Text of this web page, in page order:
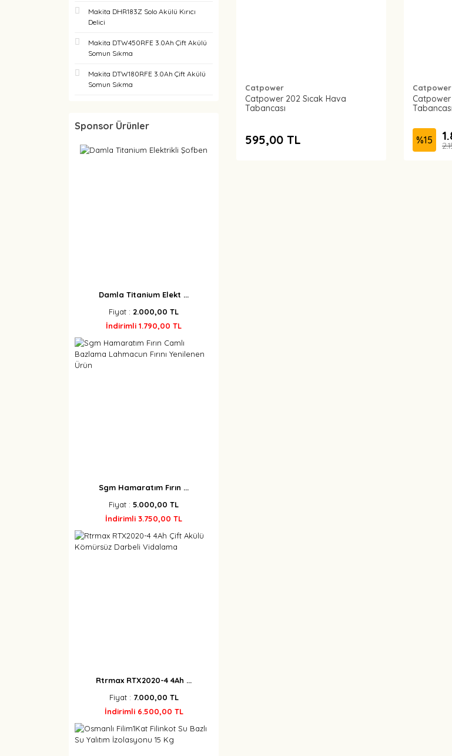
Makita DHR183Z Solo Akülü Kırıcı
Delici
Makita DTW450RFE 3.0Ah Çift Akülü
Somun Sıkma
Makita DTW180RFE 3.0Ah Çift Akülü
Somun Sıkma
Sponsor Ürünler
Damla Titanium Elekt ...
Fiyat : 2.000,00 TL
İndirimli 1.790,00 TL
Sgm Hamaratım Fırın ...
Fiyat : 5.000,00 TL
İndirimli 3.750,00 TL
Rtrmax RTX2020-4 4Ah ...
Fiyat : 7.000,00 TL
İndirimli 6.500,00 TL
Catpower
Catpower 202 Sıcak Hava
Tabancası
595,00 TL
Catpower
Catpower
Tabancası
%15